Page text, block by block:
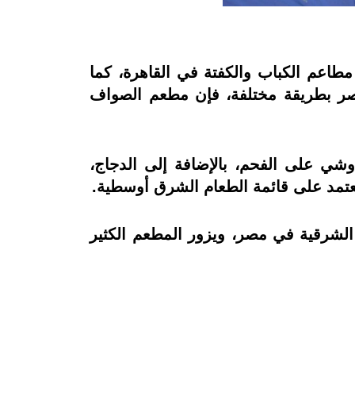
الكباب والكفتة في القاهرة، كما
بطريقة مختلفة، فإن مطعم الصواف
على الفحم، بالإضافة إلى الدجاج،
على قائمة الطعام الشرق أوسطية.
والوجبات الشرقية في مصر، و‏يزور المطعم الكثير